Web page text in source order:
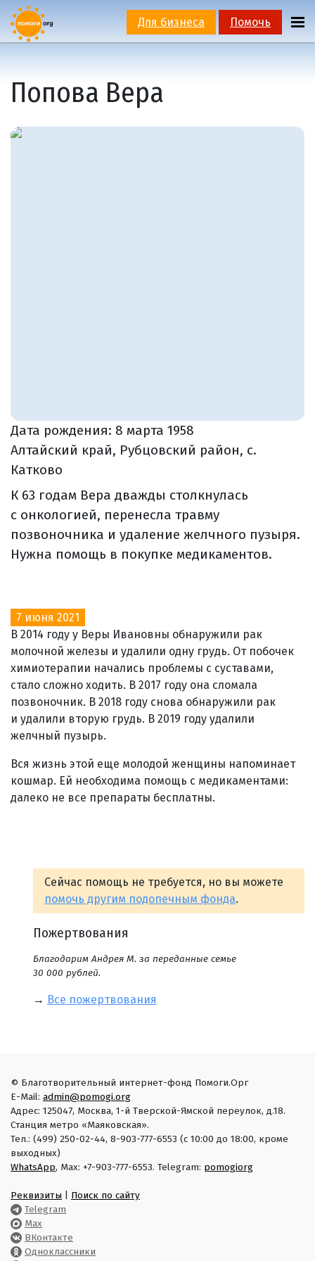
Для бизнеса Помочь
Попова Вера
Дата рождения: 8 марта 1958
Алтайский край, Рубцовский район, с.
Катково
К 63 годам Вера дважды столкнулась
с онкологией, перенесла травму
позвоночника и удаление желчного пузыря.
Нужна помощь в покупке медикаментов.
7 июня 2021
В 2014 году у Веры Ивановны обнаружили рак
молочной железы и удалили одну грудь. От побочек
химиотерапии начались проблемы с суставами,
стало сложно ходить. В 2017 году она сломала
позвоночник. В 2018 году снова обнаружили рак
и удалили вторую грудь. В 2019 году удалили
желчный пузырь.
Вся жизнь этой еще молодой женщины напоминает
кошмар. Ей необходима помощь с медикаментами:
далеко не все препараты бесплатны.
Сейчас помощь не требуется, но вы можете
помочь другим подопечным фонда.
Пожертвования
Благодарим Андрея М. за переданные семье
30 000 рублей.
→ Все пожертвования
© Благотворительный интернет-фонд Помоги.Орг
E-Mail: admin@pomogi.org
Адрес: 125047, Москва, 1-й Тверской-Ямской переулок, д.18.
Станция метро «Маяковская».
Тел.: (499) 250-02-44, 8-903-777-6553 (с 10:00 до 18:00, кроме
выходных)
WhatsApp, Max: +7-903-777-6553. Telegram: pomogiorg
Реквизиты
Поиск по сайту
Telegram
Max
ВКонтакте
Одноклассники